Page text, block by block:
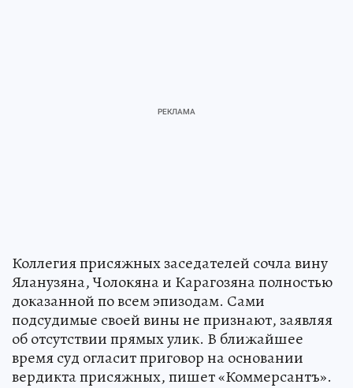
Коллегия присяжных заседателей сочла вину
Яланузяна, Чолокяна и Карагозяна полностью
доказанной по всем эпизодам. Сами
подсудимые своей вины не признают, заявляя
об отсутствии прямых улик. В ближайшее
время суд огласит приговор на основании
вердикта присяжных, пишет «Коммерсантъ».